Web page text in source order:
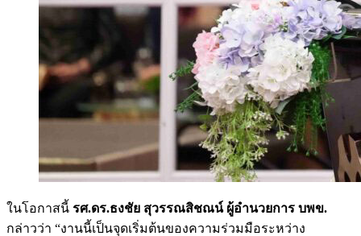
ในโอกาสนี้ รศ.ดร.ธงชัย สุวรรณสิชณน์ ผู้อำนวยการ บพข.
กล่าวว่า “งานนี้เป็นจุดเริ่มต้นของความร่วมมือระหว่าง